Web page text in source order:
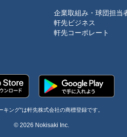
企業取組み・球団担当
軒先ビジネス
軒先コーポレート
キング"は軒先株式会社の商標登録です。
© 2026 Nokisaki Inc.